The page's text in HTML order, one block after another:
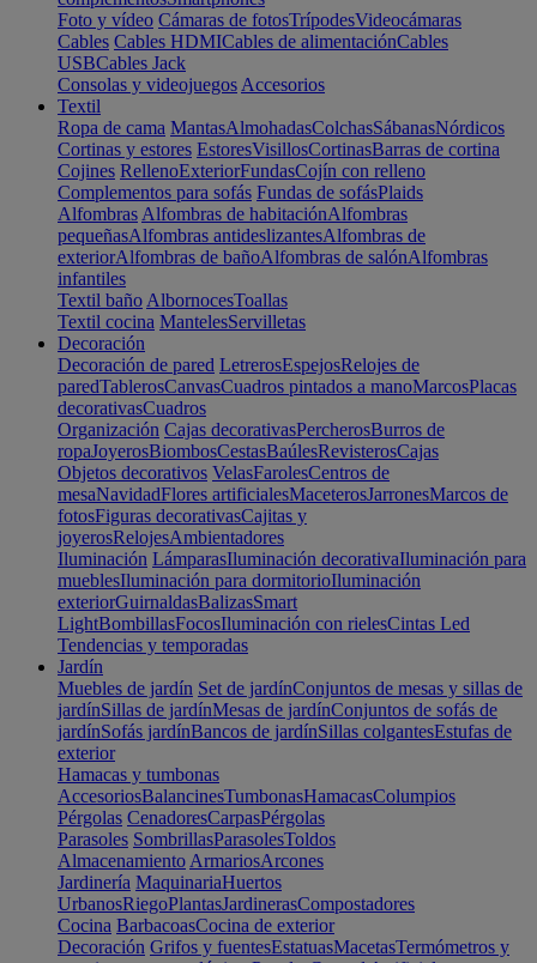
Foto y vídeo Cámaras de fotosTrípodesVideocámaras
Cables Cables HDMICables de alimentaciónCables
USBCables Jack
Consolas y videojuegos Accesorios
Textil
Ropa de cama MantasAlmohadasColchasSábanasNórdicos
Cortinas y estores EstoresVisillosCortinasBarras de cortina
Cojines RellenoExteriorFundasCojín con relleno
Complementos para sofás Fundas de sofásPlaids
Alfombras Alfombras de habitaciónAlfombras
pequeñasAlfombras antideslizantesAlfombras de
exteriorAlfombras de bañoAlfombras de salónAlfombras
infantiles
Textil baño AlbornocesToallas
Textil cocina MantelesServilletas
Decoración
Decoración de pared LetrerosEspejosRelojes de
paredTablerosCanvasCuadros pintados a manoMarcosPlacas
decorativasCuadros
Organización Cajas decorativasPercherosBurros de
ropaJoyerosBiombosCestasBaúlesRevisterosCajas
Objetos decorativos VelasFarolesCentros de
mesaNavidadFlores artificialesMaceterosJarronesMarcos de
fotosFiguras decorativasCajitas y
joyerosRelojesAmbientadores
Iluminación LámparasIluminación decorativaIluminación para
mueblesIluminación para dormitorioIluminación
exteriorGuirnaldasBalizasSmart
LightBombillasFocosIluminación con rielesCintas Led
Tendencias y temporadas
Jardín
Muebles de jardín Set de jardínConjuntos de mesas y sillas de
jardínSillas de jardínMesas de jardínConjuntos de sofás de
jardínSofás jardínBancos de jardínSillas colgantesEstufas de
exterior
Hamacas y tumbonas
AccesoriosBalancinesTumbonasHamacasColumpios
Pérgolas CenadoresCarpasPérgolas
Parasoles SombrillasParasolesToldos
Almacenamiento ArmariosArcones
Jardinería MaquinariaHuertos
UrbanosRiegoPlantasJardinerasCompostadores
Cocina BarbacoasCocina de exterior
Decoración Grifos y fuentesEstatuasMacetasTermómetros y